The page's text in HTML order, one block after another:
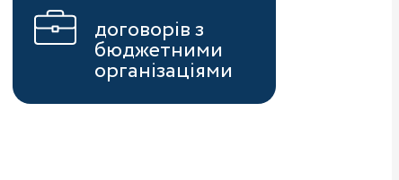
договорів з
бюджетними
організаціями